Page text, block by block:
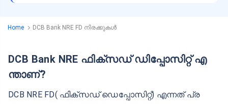
Home DCB Bank NRE FD നിരക്കുകൾ
DCB Bank NRE ഫിക്സഡ് ഡിപ്പോസിറ്റ് എ
ന്താണ്?
DCB NRE FD( ഫിക്‌സഡ് ഡെപ്പോസിറ്റ്) എന്നത് പ്ര